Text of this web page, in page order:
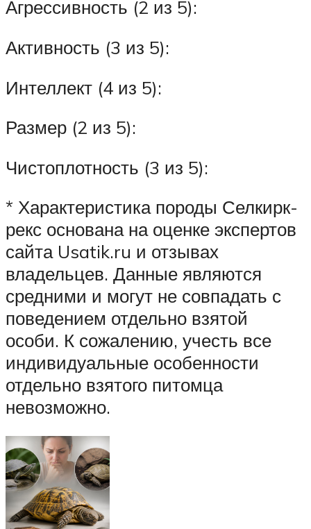
Агрессивность (2 из 5):
Активность (3 из 5):
Интеллект (4 из 5):
Размер (2 из 5):
Чистоплотность (3 из 5):
* Характеристика породы Селкирк-
рекс основана на оценке экспертов
сайта Usatik.ru и отзывах
владельцев. Данные являются
средними и могут не совпадать с
поведением отдельно взятой
особи. К сожалению, учесть все
индивидуальные особенности
отдельно взятого питомца
невозможно.